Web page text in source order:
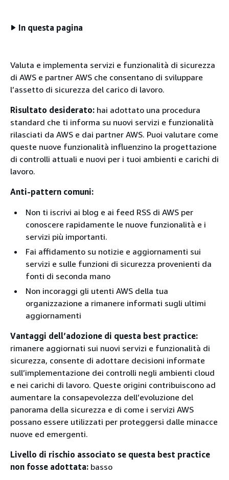
In questa pagina
Valuta e implementa servizi e funzionalità di sicurezza
di AWS e partner AWS che consentano di sviluppare
l’assetto di sicurezza del carico di lavoro.
Risultato desiderato: hai adottato una procedura
standard che ti informa su nuovi servizi e funzionalità
rilasciati da AWS e dai partner AWS. Puoi valutare come
queste nuove funzionalità influenzino la progettazione
di controlli attuali e nuovi per i tuoi ambienti e carichi di
lavoro.
Anti-pattern comuni:
Non ti iscrivi ai blog e ai feed RSS di AWS per
conoscere rapidamente le nuove funzionalità e i
servizi più importanti.
Fai affidamento su notizie e aggiornamenti sui
servizi e sulle funzioni di sicurezza provenienti da
fonti di seconda mano
Non incoraggi gli utenti AWS della tua
organizzazione a rimanere informati sugli ultimi
aggiornamenti
Vantaggi dell’adozione di questa best practice:
rimanere aggiornati sui nuovi servizi e funzionalità di
sicurezza, consente di adottare decisioni informate
sull’implementazione dei controlli negli ambienti cloud
e nei carichi di lavoro. Queste origini contribuiscono ad
aumentare la consapevolezza dell’evoluzione del
panorama della sicurezza e di come i servizi AWS
possano essere utilizzati per proteggersi dalle minacce
nuove ed emergenti.
Livello di rischio associato se questa best practice
non fosse adottata: basso